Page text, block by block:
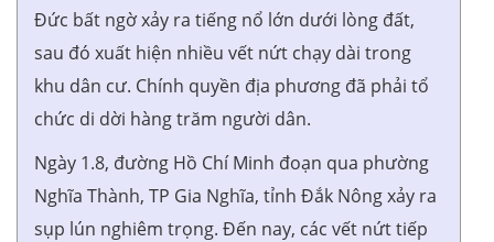
Đức bất ngờ xảy ra tiếng nổ lớn dưới lòng đất,
sau đó xuất hiện nhiều vết nứt chạy dài trong
khu dân cư. Chính quyền địa phương đã phải tổ
chức di dời hàng trăm người dân.
Ngày 1.8, đường Hồ Chí Minh đoạn qua phường
Nghĩa Thành, TP Gia Nghĩa, tỉnh Đắk Nông xảy ra
sụp lún nghiêm trọng. Đến nay, các vết nứt tiếp